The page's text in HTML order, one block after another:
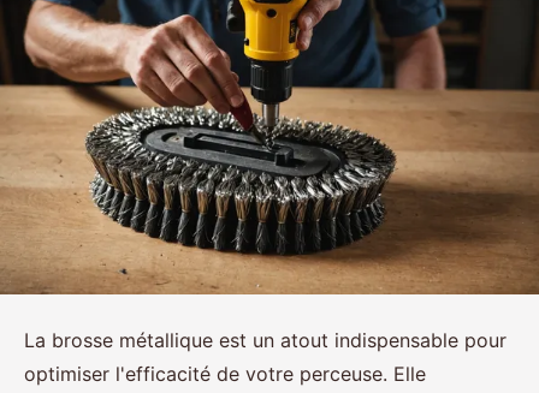
La brosse métallique est un atout indispensable pour
optimiser l'efficacité de votre perceuse. Elle